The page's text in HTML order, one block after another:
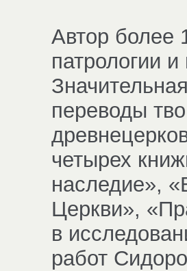
Автор более
патрологии
переводы
четырех
наследие»,
Церкви»,
в
работ